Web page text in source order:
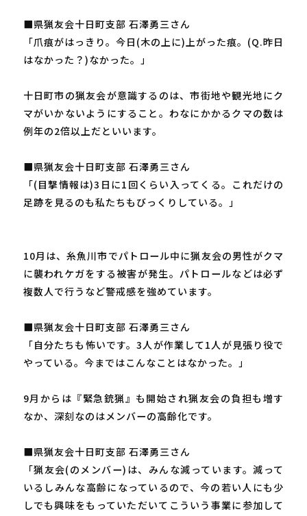
■県猟友会十日町支部 石澤勇三さん
「爪痕がはっきり。今日(木の上に)上がった痕。(Q.昨日
はなかった？)なかった。」
十日町市の猟友会が意識するのは、市街地や観光地にク
マがいかないようにすること。わなにかかるクマの数は
例年の2倍以上だといいます。
■県猟友会十日町支部 石澤勇三さん
「(目撃情報は)3日に1回くらい入ってくる。これだけの
足跡を見るのも私たちもびっくりしている。」
10月は、糸魚川市でパトロール中に猟友会の男性がクマ
に襲われケガをする被害が発生。パトロールなどは必ず
複数人で行うなど警戒感を強めています。
■県猟友会十日町支部 石澤勇三さん
「自分たちも怖いです。3人が作業して1人が見張り役で
やっている。今まではこんなことはなかった。」
9月からは『緊急銃猟』も開始され猟友会の負担も増す
なか、深刻なのはメンバーの高齢化です。
■県猟友会十日町支部 石澤勇三さん
「猟友会(のメンバー)は、みんな減っています。減って
いるしみんな高齢になっているので、今の若い人にも少
しでも興味をもっていただいてこういう事業に参加して